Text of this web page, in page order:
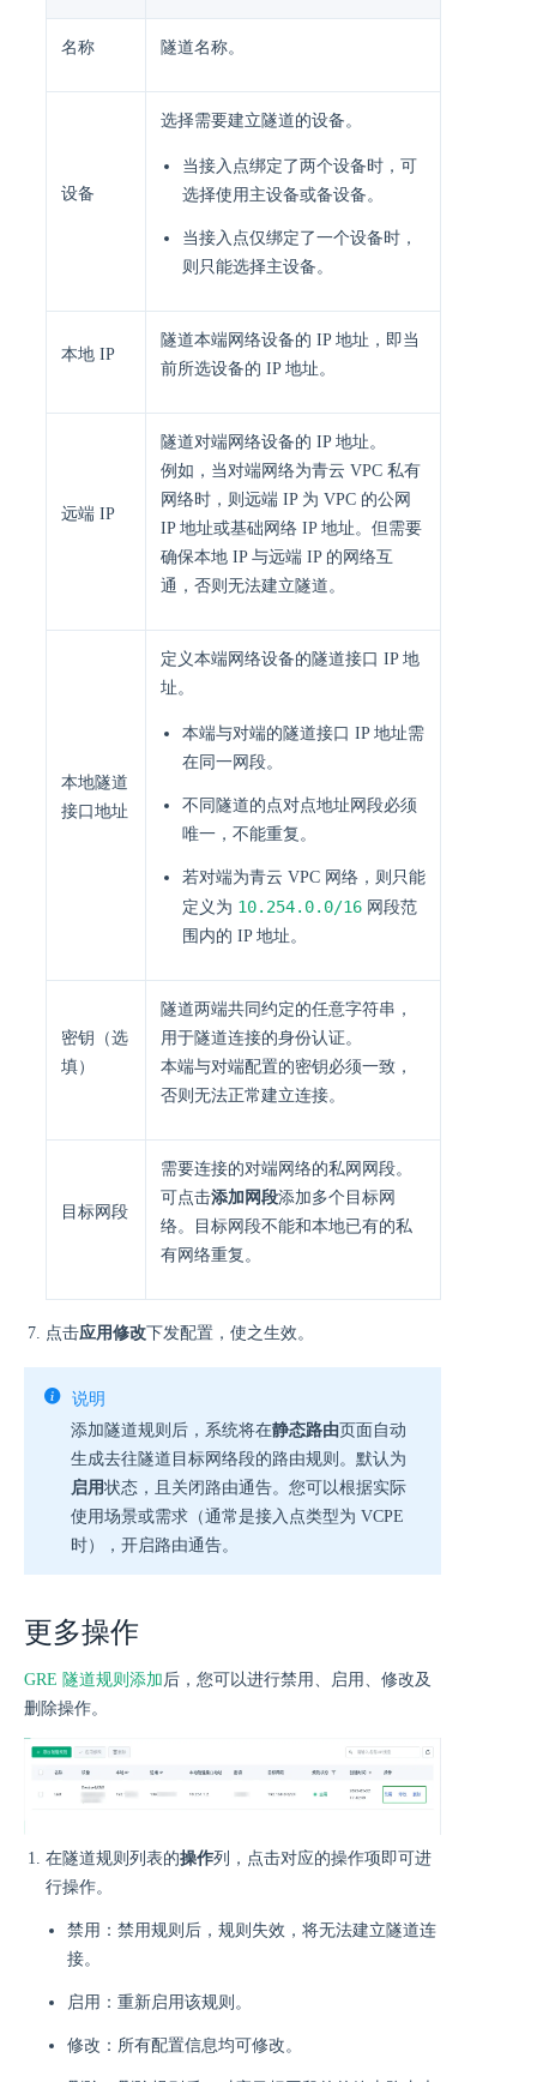
名称 隧道名称。
设备
选择需要建立隧道的设备。
当接入点绑定了两个设备时，可
选择使用主设备或备设备。
当接入点仅绑定了一个设备时，
则只能选择主设备。
本地 IP
隧道本端网络设备的 IP 地址，即当
前所选设备的 IP 地址。
远端 IP
隧道对端网络设备的 IP 地址。
例如，当对端网络为青云 VPC 私有
网络时，则远端 IP 为 VPC 的公网
IP 地址或基础网络 IP 地址。但需要
确保本地 IP 与远端 IP 的网络互
通，否则无法建立隧道。
本地隧道
接口地址
定义本端网络设备的隧道接口 IP 地
址。
本端与对端的隧道接口 IP 地址需
在同一网段。
不同隧道的点对点地址网段必须
唯一，不能重复。
若对端为青云 VPC 网络，则只能
定义为 10.254.0.0/16 网段范
围内的 IP 地址。
密钥（选
填）
隧道两端共同约定的任意字符串，
用于隧道连接的身份认证。
本端与对端配置的密钥必须一致，
否则无法正常建立连接。
目标网段
需要连接的对端网络的私网网段。
可点击添加网段添加多个目标网
络。目标网段不能和本地已有的私
有网络重复。
点击应用修改下发配置，使之生效。
说明
添加隧道规则后，系统将在静态路由页面自动
生成去往隧道目标网络段的路由规则。默认为
启用状态，且关闭路由通告。您可以根据实际
使用场景或需求（通常是接入点类型为 VCPE
时），开启路由通告。
更多操作
GRE 隧道规则添加后，您可以进行禁用、启用、修改及
删除操作。
在隧道规则列表的操作列，点击对应的操作项即可进
行操作。
禁用：禁用规则后，规则失效，将无法建立隧道连
接。
启用：重新启用该规则。
修改：所有配置信息均可修改。